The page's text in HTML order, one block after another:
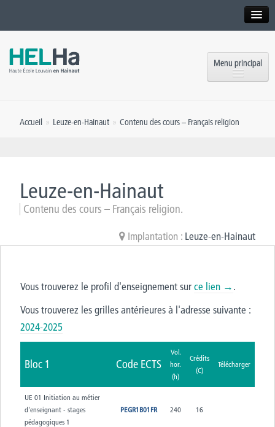
Presse
Menu principal
OEH
Accueil » Leuze-en-Hainaut » Contenu des cours – Français religion
Leuze-en-Hainaut
Contenu des cours – Français religion.
Implantation : Leuze-en-Hainaut
Vous trouverez le profil d'enseignement surce lien →.
Vous trouverez les grilles antérieures à l'adresse suivante :
2024-2025
Bloc 1 Code ECTS
Vol.
hor.
(h)
Crédits
(C)
Télécharger
UE 01 Initiation au métier
d'enseignant - stages
pédagogiques 1
PEGR1B01FR 240 16